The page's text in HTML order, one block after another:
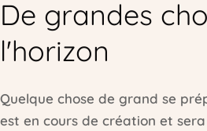
De grandes
l'horizon
Quelque chose de grand se
est en cours de création et